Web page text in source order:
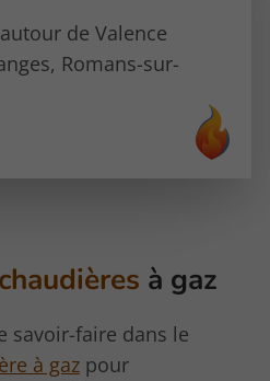
de Valence
Romans-sur-
à gaz
savoir-faire dans le
à gaz pour